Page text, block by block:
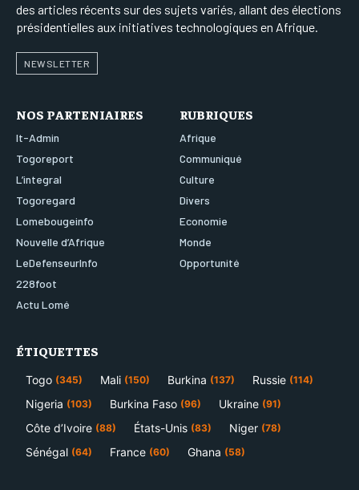
des articles récents sur des sujets variés, allant des élections
présidentielles aux initiatives technologiques en Afrique.
NEWSLETTER
NOS PARTENIAIRES
It-Admin
Togoreport
L’integral
Togoregard
Lomebougeinfo
Nouvelle d’Afrique
LeDefenseurInfo
228foot
Actu Lomé
RUBRIQUES
Afrique
Communiqué
Culture
Divers
Economie
Monde
Opportunité
ÉTIQUETTES
Togo (345) Mali (150) Burkina (137) Russie (114)
Nigeria (103) Burkina Faso (96) Ukraine (91)
Côte d’Ivoire (88) États-Unis (83) Niger (78)
Sénégal (64) France (60) Ghana (58)